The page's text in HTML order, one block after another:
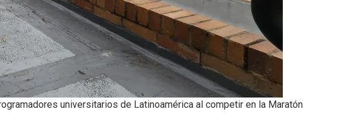
universitarios de Latinoamérica al competir en la Maratón